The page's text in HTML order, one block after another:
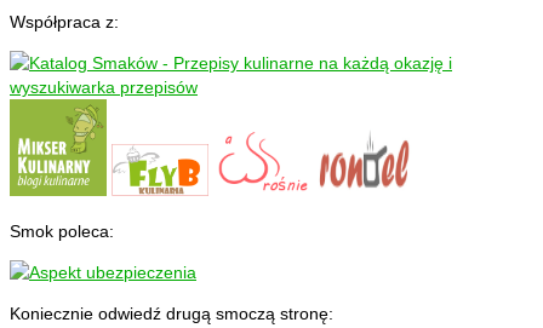
Współpraca z:
Smok poleca:
Koniecznie odwiedź drugą smoczą stronę: